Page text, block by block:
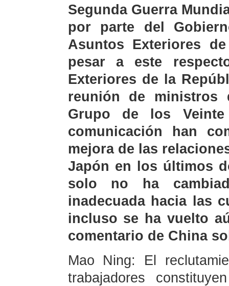
Segunda Guerra
por parte del
Asuntos Exteriores
pesar a este
Exteriores de la
reunión de ministros
Grupo de los
comunicación han
mejora de las
Japón en los últimos
solo no ha
inadecuada hacia las
incluso se ha vuelto
comentario de China
Mao Ning: El
trabajadores